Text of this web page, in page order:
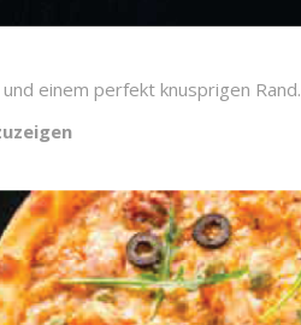
einem perfekt knusprigen Rand.